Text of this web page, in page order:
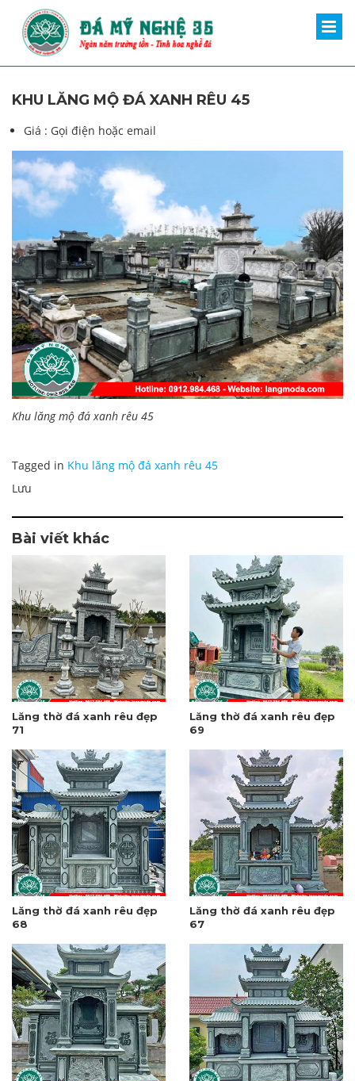
KHU LĂNG MỘ ĐÁ XANH RÊU 45
Giá : Gọi điện hoặc email
Khu lăng mộ đá xanh rêu 45
Tagged in Khu lăng mộ đá xanh rêu 45
Lưu
Bài viết khác
Lăng thờ đá xanh rêu đẹp
71
Lăng thờ đá xanh rêu đẹp
69
Lăng thờ đá xanh rêu đẹp
68
Lăng thờ đá xanh rêu đẹp
67